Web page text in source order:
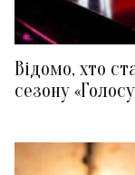
Відомо, хто
сезону